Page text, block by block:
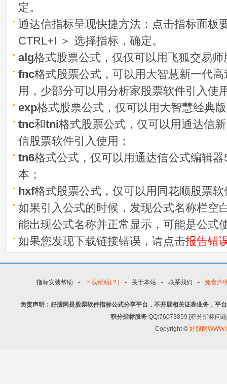
定。
通达信指标呈现快捷方法：点击指标面板
CTRL+I ＞ 选择指标，确定。
alg格式股票公式，仅仅可以用飞狐交易
fnc格式股票公式，可以用大智慧新一代
用，少部分可以用分析家股票软件引入使
exp格式股票公式，仅可以用大智慧经典
tnc和tni格式股票公式，仅可以用通达信
信股票软件引入使用；
tn6格式公式，仅可以用通达信公式编辑
本；
hxf格式股票公式，仅可以用同花顺股票
如果引入公式的时候，发现公式名称栏空
能出现公式名称并正常显示，可能是公式
如果您发现下载链接错误，请点击报告错
指标安装帮助 - 下载帮助(？) - 关于本站 - 联系我们 - 免责声
免责声明：好股网是股票软件指标公式分享平台，不开展相关证券业务，平
积分指标服务 QQ:76073859 [积分指标问
Copyright © 好股网